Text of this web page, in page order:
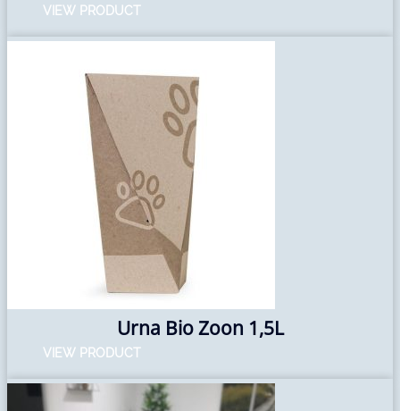
VIEW PRODUCT
Urna Bio Zoon 1,5L
VIEW PRODUCT